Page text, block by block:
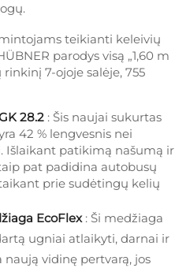
teikianti keleivių
parodys visą „1,60 m
7-ojoje salėje, 755
28.2 : Šis naujai sukurtas
42 % lengvesnis nei
Išlaikant patikimą našumą ir
pat padidina autobusų
prie sudėtingų kelių
EcoFlex : Ši medžiaga
ugniai atlaikyti, darnai ir
vidinę pertvarą, jos